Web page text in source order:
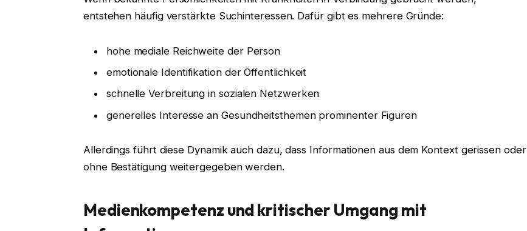
entstehen häufig verstärkte Suchinteressen. Dafür gibt es mehrere Gründe:
hohe mediale Reichweite der Person
emotionale Identifikation der Öffentlichkeit
schnelle Verbreitung in sozialen Netzwerken
generelles Interesse an Gesundheitsthemen prominenter Figuren
Allerdings führt diese Dynamik auch dazu, dass Informationen aus dem Kontext gerissen oder
ohne Bestätigung weitergegeben werden.
Medienkompetenz und kritischer Umgang mit